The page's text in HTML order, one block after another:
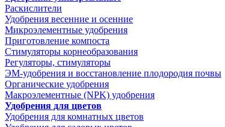
Раскислители
Удобрения весенние и осенние
Микроэлементные удобрения
Приготовление компоста
Стимуляторы корнеобразования
Регуляторы, стимуляторы
ЭМ-удобрения и восстановление плодородия почвы
Органические удобрения
Макроэлементные (NPK) удобрения
Удобрения для цветов
Удобрения для комнатных цветов